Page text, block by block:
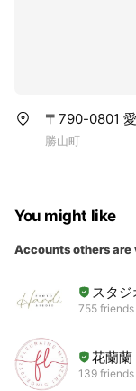
〒790-0801
勝山町
You might like
Accounts others are
スタジ
755 friends
花蘭蘭
139 friends